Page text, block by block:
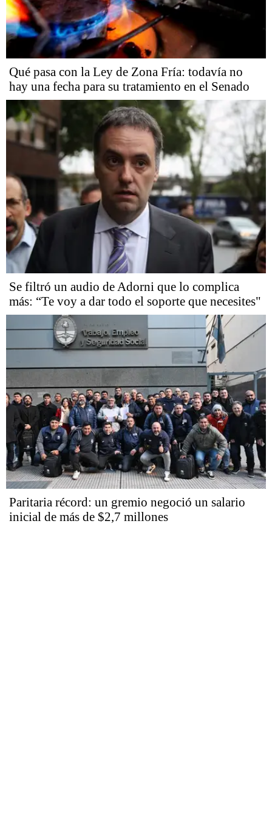
Qué pasa con la Ley de Zona Fría: todavía no
hay una fecha para su tratamiento en el Senado
Se filtró un audio de Adorni que lo complica
más: “Te voy a dar todo el soporte que necesites"
Paritaria récord: un gremio negoció un salario
inicial de más de $2,7 millones